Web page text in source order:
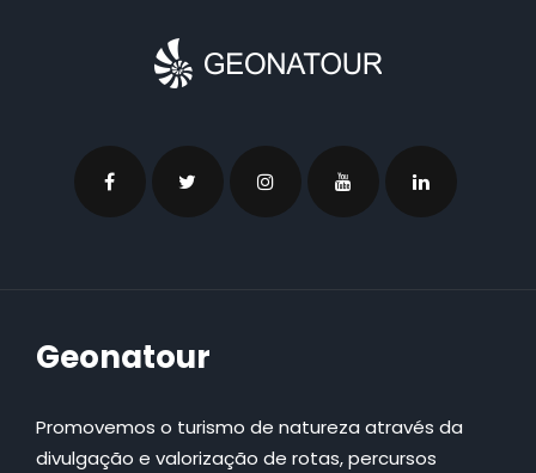
Geonatour
Promovemos o turismo de natureza através da
divulgação e valorização de rotas, percursos